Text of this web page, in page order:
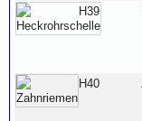
H39
H40